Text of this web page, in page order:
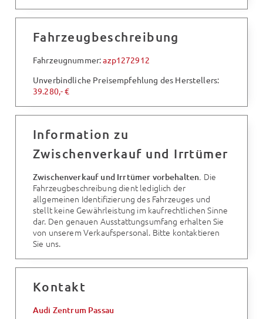
Fahrzeugbeschreibung
Fahrzeugnummer:azp1272912
Unverbindliche Preisempfehlung des Herstellers:
39.280,- €
Information zu
Zwischenverkauf und Irrtümer
Zwischenverkauf und Irrtümer vorbehalten. Die
Fahrzeugbeschreibung dient lediglich der
allgemeinen Identifizierung des Fahrzeuges und
stellt keine Gewährleistung im kaufrechtlichen Sinne
dar. Den genauen Ausstattungsumfang erhalten Sie
von unserem Verkaufspersonal. Bitte kontaktieren
Sie uns.
Kontakt
Audi Zentrum Passau